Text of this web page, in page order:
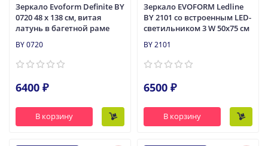
Зеркало Evoform Definite BY
0720 48 x 138 см, витая
латунь в багетной раме
BY 0720
6400 ₽
В корзину
Зеркало EVOFORM Ledline
BY 2101 со встроенным LED-
светильником 3 W 50х75 cм
BY 2101
6500 ₽
В корзину